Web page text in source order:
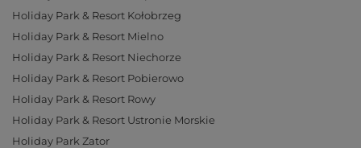
Holiday Park & Resort Kołobrzeg
Holiday Park & Resort Mielno
Holiday Park & Resort Niechorze
Holiday Park & Resort Pobierowo
Holiday Park & Resort Rowy
Holiday Park & Resort Ustronie Morskie
Holiday Park Zator